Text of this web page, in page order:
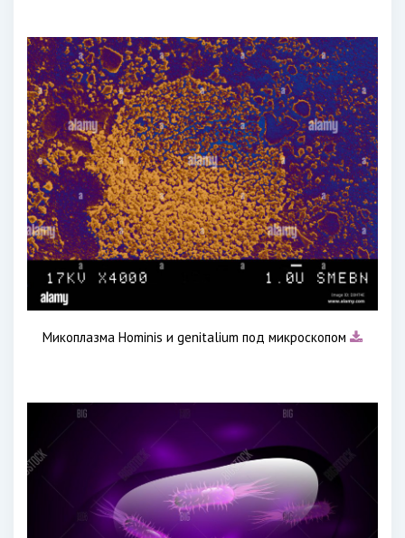
Микоплазма Hominis и genitalium под микроскопом